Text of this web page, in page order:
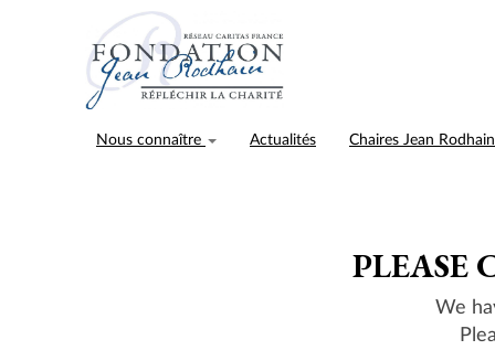
Nous connaître Actualités Chaires Jean
PLEASE
We